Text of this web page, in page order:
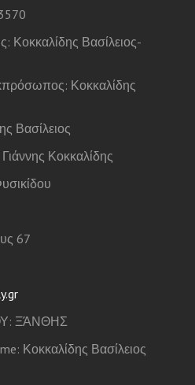
Κοκκαλίδης Βασίλειος-
Κοκκαλίδης
Βασίλειος
Κοκκαλίδης
67
ΞΆΝΘΗΣ
Κοκκαλίδης Βασίλειος